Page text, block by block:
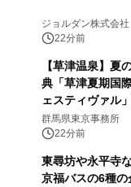
ジョルダン株式会社
22分前
【草津温泉】夏
典「草津夏期国
ェスティヴァル
ら）
群馬県東京事務所
22分前
東尋坊や永平寺
京福バスの6種の